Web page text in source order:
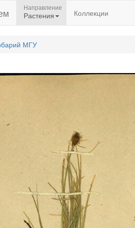
Направление
Растения Коллекции
МГУ